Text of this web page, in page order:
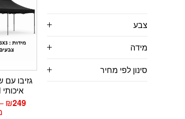
צבע
מידה
סינון לפי מחיר
גזיבו
איכותי SOLUTION
₪249